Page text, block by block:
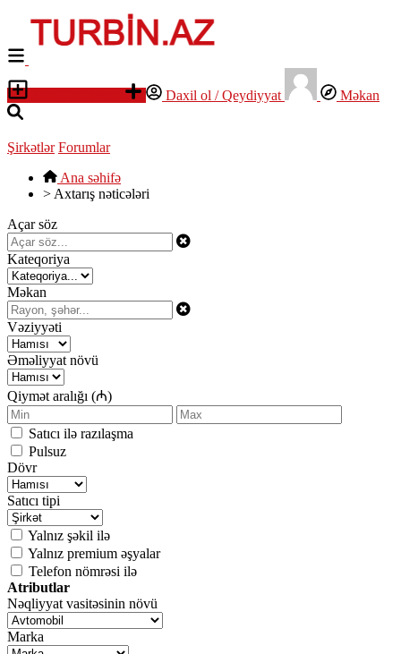
Daxil ol / Qeydiyyat Məkan
Şirkətlər Forumlar
Ana səhifə
> Axtarış nəticələri
Açar söz
Kateqoriya
Məkan
Vəziyyəti
Əməliyyat növü
Qiymət aralığı (₼)
Satıcı ilə razılaşma
Pulsuz
Dövr
Satıcı tipi
Yalnız şəkil ilə
Yalnız premium əşyalar
Telefon nömrəsi ilə
Atributlar
Nəqliyyat vasitəsinin növü
Marka